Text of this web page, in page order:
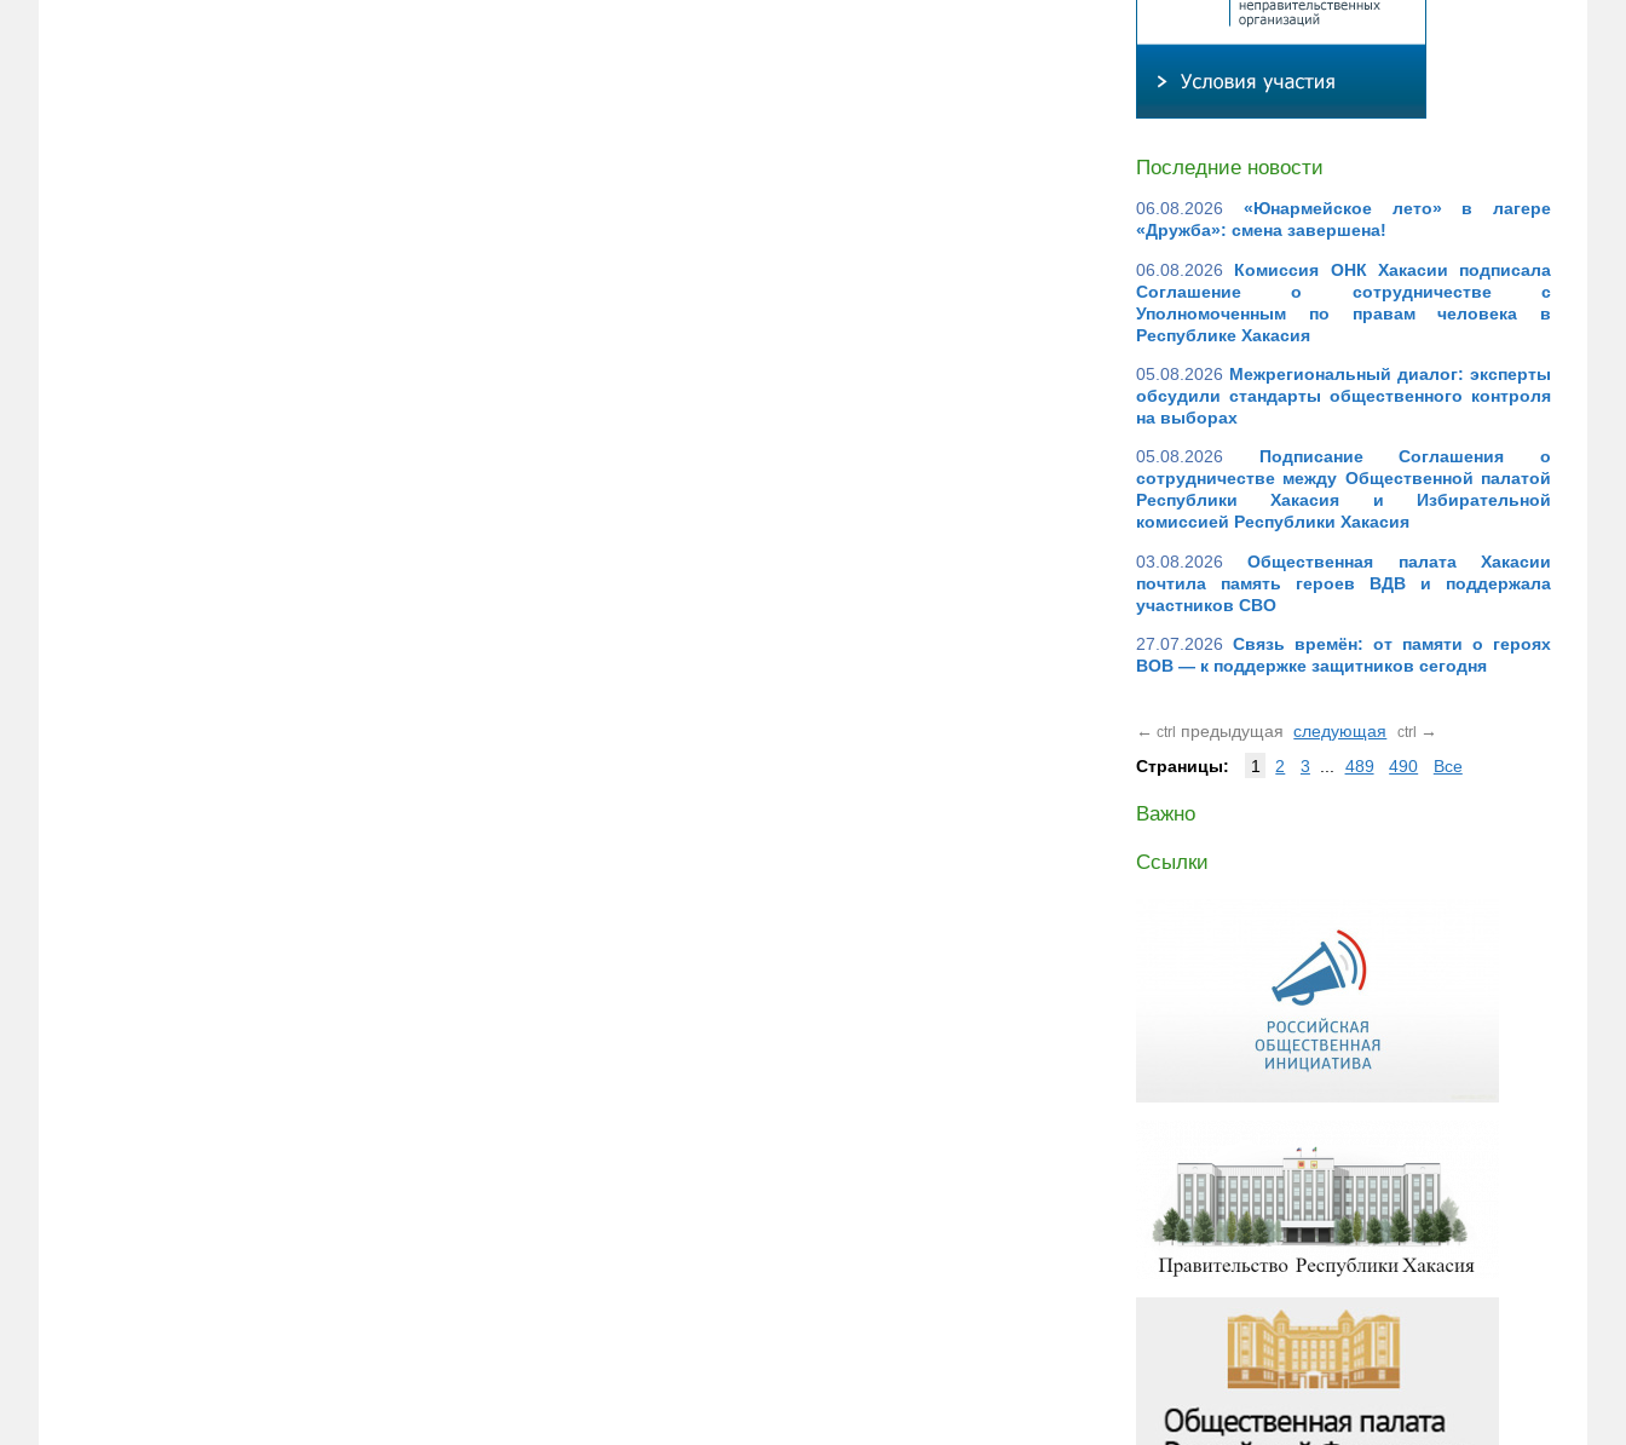
Последние новости
06.08.2026
«Юнармейское лето» в лагере
«Дружба»: смена завершена!
06.08.2026
Комиссия ОНК Хакасии подписала
Соглашение о сотрудничестве с
Уполномоченным по правам человека в
Республике Хакасия
05.08.2026 Межрегиональный диалог: эксперты
обсудили стандарты общественного контроля
на выборах
05.08.2026
Подписание Соглашения о
сотрудничестве между Общественной палатой
Республики Хакасия и Избирательной
комиссией Республики Хакасия
03.08.2026
Общественная палата Хакасии
почтила память героев ВДВ и поддержала
участников СВО
27.07.2026 Связь времён: от памяти о героях
ВОВ — к поддержке защитников сегодня
← ctrl предыдущая следующая ctrl →
Страницы:
1 2 3 489 490 Все
Важно
Ссылки